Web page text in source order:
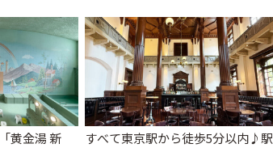
黄金湯 新
すべて東京駅から徒歩5分以内♪駅